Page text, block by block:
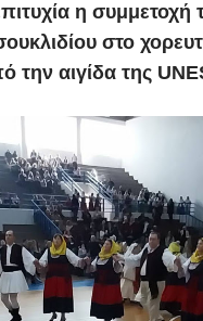
η συμμετοχή
στο
την αιγίδα της